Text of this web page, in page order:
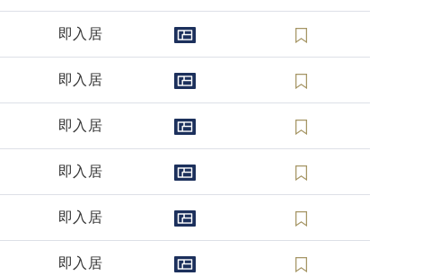
即入居
即入居
即入居
即入居
即入居
即入居